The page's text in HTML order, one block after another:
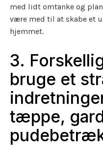
med lidt omtanke og
være med til at skabe et
hjemmet.
3.
bruge et
tæppe,